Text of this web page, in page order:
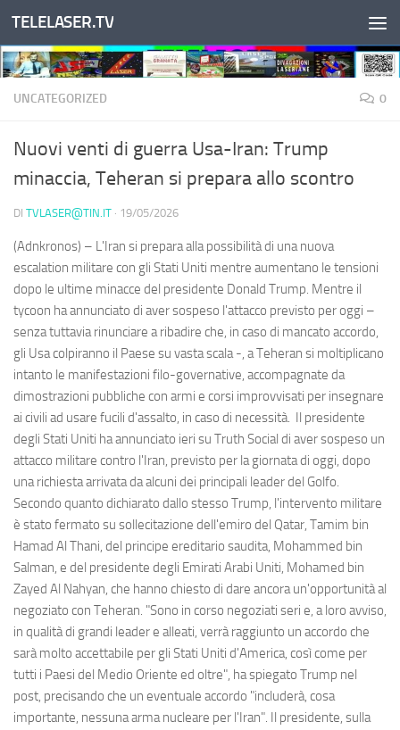
Salta al contenuto
TELELASER.TV
UNCATEGORIZED 0
Nuovi venti di guerra Usa-Iran: Trump
minaccia, Teheran si prepara allo scontro
DI TVLASER@TIN.IT · 19/05/2026
(Adnkronos) – L'Iran si prepara alla possibilità di una nuova
escalation militare con gli Stati Uniti mentre aumentano le tensioni
dopo le ultime minacce del presidente Donald Trump. Mentre il
tycoon ha annunciato di aver sospeso l'attacco previsto per oggi –
senza tuttavia rinunciare a ribadire che, in caso di mancato accordo,
gli Usa colpiranno il Paese su vasta scala -, a Teheran si moltiplicano
intanto le manifestazioni filo-governative, accompagnate da
dimostrazioni pubbliche con armi e corsi improvvisati per insegnare
ai civili ad usare fucili d'assalto, in caso di necessità. Il presidente
degli Stati Uniti ha annunciato ieri su Truth Social di aver sospeso un
attacco militare contro l'Iran, previsto per la giornata di oggi, dopo
una richiesta arrivata da alcuni dei principali leader del Golfo.
Secondo quanto dichiarato dallo stesso Trump, l'intervento militare
è stato fermato su sollecitazione dell'emiro del Qatar, Tamim bin
Hamad Al Thani, del principe ereditario saudita, Mohammed bin
Salman, e del presidente degli Emirati Arabi Uniti, Mohamed bin
Zayed Al Nahyan, che hanno chiesto di dare ancora un'opportunità al
negoziato con Teheran. "Sono in corso negoziati seri e, a loro avviso,
in qualità di grandi leader e alleati, verrà raggiunto un accordo che
sarà molto accettabile per gli Stati Uniti d'America, così come per
tutti i Paesi del Medio Oriente ed oltre", ha spiegato Trump nel
post, precisando che un eventuale accordo "includerà, cosa
importante, nessuna arma nucleare per l'Iran". Il presidente, sulla